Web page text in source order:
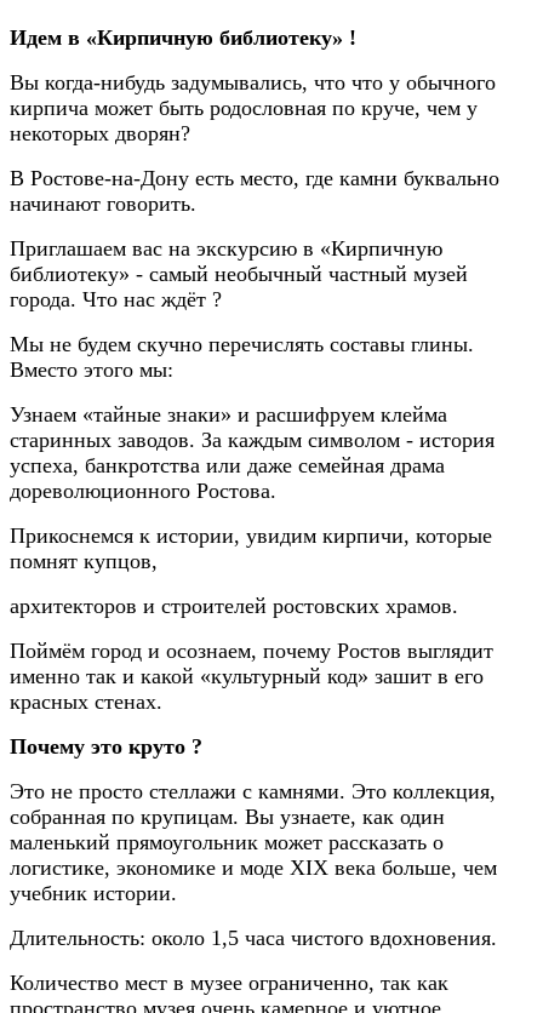
Идем в «Кирпичную библиотеку» !
Вы когда-нибудь задумывались, что что у обычного
кирпича может быть родословная по круче, чем у
некоторых дворян?
В Ростове-на-Дону есть место, где камни буквально
начинают говорить.
Приглашаем вас на экскурсию в «Кирпичную
библиотеку» - самый необычный частный музей
города. Что нас ждёт ?
Мы не будем скучно перечислять составы глины.
Вместо этого мы:
Узнаем «тайные знаки» и расшифруем клейма
старинных заводов. За каждым символом - история
успеха, банкротства или даже семейная драма
дореволюционного Ростова.
Прикоснемся к истории, увидим кирпичи, которые
помнят купцов,
архитекторов и строителей ростовских храмов.
Поймём город и осознаем, почему Ростов выглядит
именно так и какой «культурный код» зашит в его
красных стенах.
Почему это круто ?
Это не просто стеллажи с камнями. Это коллекция,
собранная по крупицам. Вы узнаете, как один
маленький прямоугольник может рассказать о
логистике, экономике и моде XIX века больше, чем
учебник истории.
Длительность: около 1,5 часа чистого вдохновения.
Количество мест в музее ограниченно, так как
пространство музея очень камерное и уютное.